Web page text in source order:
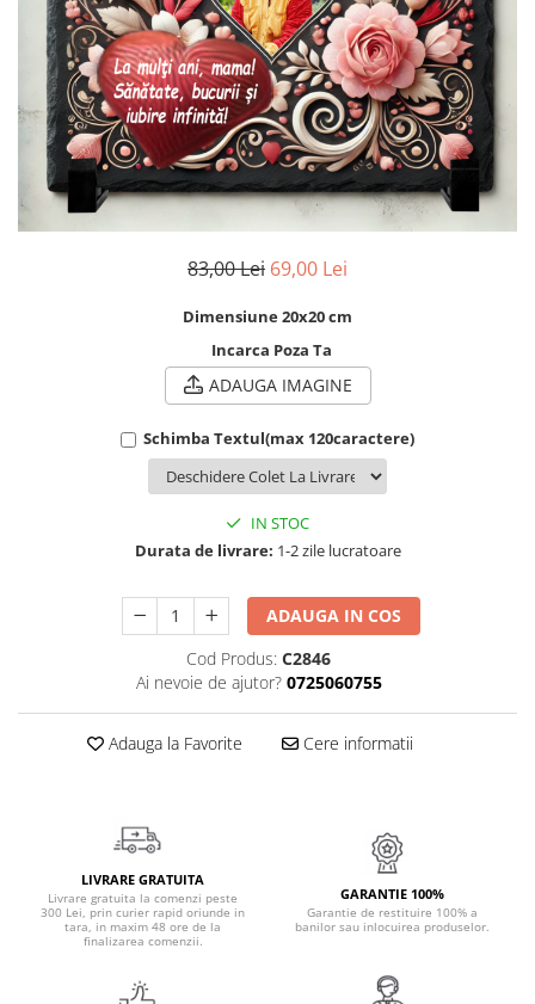
Cadouri Fiu/Fiică
Cadouri Bunici
Cadouri Cumnați
Cadouri Pisici/Câini
Cadouri Meserii&Hobby
Cadouri Apicultori
Cadouri Avocati/Juristi
Cadouri Farmacisti
Cadouri Ingineri
Cadouri Motociclisti
Cadouri Politisti
Cadouri Pompieri
Cadouri Soferi/Mecanici
Cadouri Tractoristi
83,00 Lei 69,00 Lei
Dimensiune 20x20 cm
Incarca Poza Ta
ADAUGA IMAGINE
Schimba Textul(max 120caractere)
IN STOC
Durata de livrare: 1-2 zile lucratoare
ADAUGA IN COS
Cod Produs: C2846
Ai nevoie de ajutor? 0725060755
Adauga la Favorite Cere informatii
LIVRARE GRATUITA
Livrare gratuita la comenzi peste
300 Lei, prin curier rapid oriunde in
tara, in maxim 48 ore de la
finalizarea comenzii.
GARANTIE 100%
Garantie de restituire 100% a
banilor sau inlocuirea produselor.